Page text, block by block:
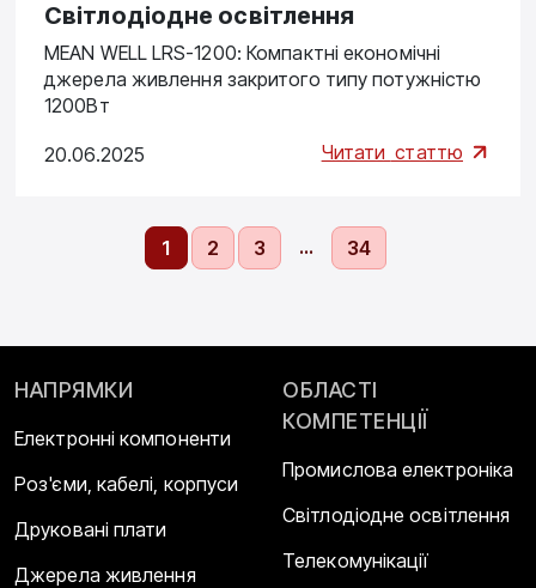
Cвітлодіодне освітлення
MEAN WELL LRS-1200: Компактні економічні
джерела живлення закритого типу потужністю
1200Вт
20.06.2025 Читати статтю
1 2 3 … 34
НАПРЯМКИ
Електронні компоненти
Роз'єми, кабелі, корпуси
Друковані плати
Джерела живлення
ОБЛАСТІ
КОМПЕТЕНЦІЇ
Промислова електроніка
Світлодіодне освітлення
Телекомунікації